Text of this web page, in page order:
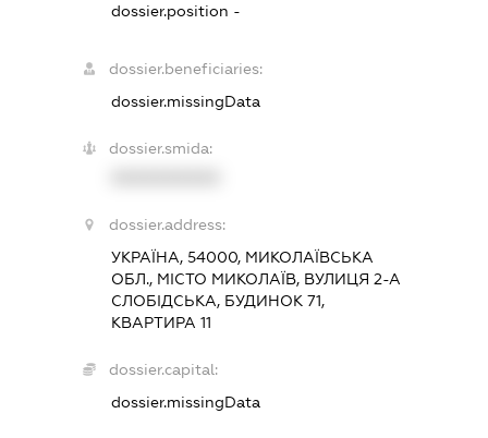
dossier.position -
dossier.beneficiaries:
dossier.missingData
dossier.smida:
dossier.address:
УКРАЇНА, 54000, МИКОЛАЇВСЬКА
ОБЛ., МІСТО МИКОЛАЇВ, ВУЛИЦЯ 2-А
СЛОБІДСЬКА, БУДИНОК 71,
КВАРТИРА 11
dossier.capital:
dossier.missingData